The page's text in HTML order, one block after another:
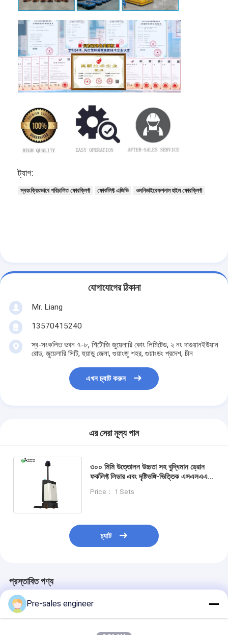
ট্যাগ:
স্বয়ংক্রিয়ভাবে পরিচালিত ফোরক্লিফ্ট ফোর্কলিফ্ট এজিভি ওমনিডাইরেকশনাল হুইল ফোরক্লিফ্ট
যোগাযোগের ঠিকানা
Mr. Liang
13570415240
স্ব-সংকলিত ভবন ৭-৮, শিটৌজি জুয়েলারি কোং লিমিটেড, ২ নং দাগুয়ানইউয়ান
রোড, জুয়েলারি সিটি, হুয়াডু জেলা, গুয়াংজু শহর, গুয়াংডং প্রদেশ, চীন
এখন চ্যাট করুন
এর সেরা মূল্য পান
৩০০ মিমি উত্তোলন উচ্চতা সহ বুদ্ধিমান ড্রোন
ফর্কলিফ্ট লিডার এবং দৃষ্টিভঙ্গি-ভিত্তিক এসএলএএম
এজ
Price： 1 Sets
চ্যাট
প্রস্তাবিত পণ্য
Pre-sales engineer